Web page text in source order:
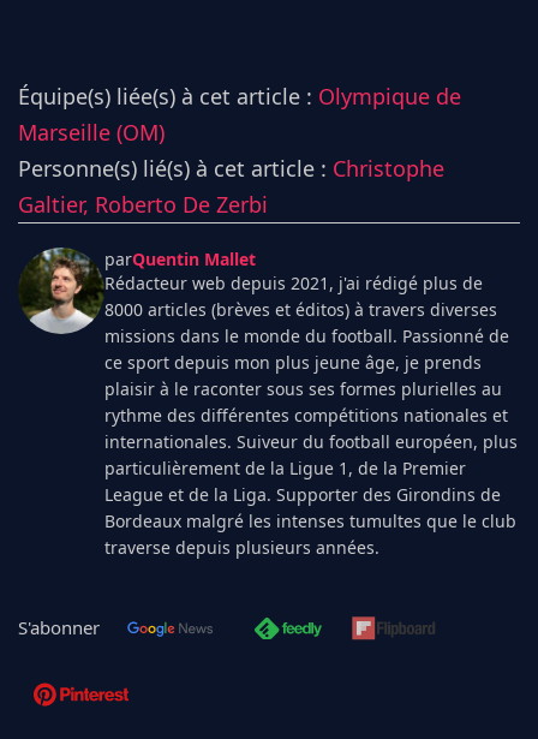
Équipe(s) liée(s) à cet article : Olympique de
Marseille (OM)
Personne(s) lié(s) à cet article : Christophe
Galtier, Roberto De Zerbi
parQuentin Mallet
Rédacteur web depuis 2021, j'ai rédigé plus de
8000 articles (brèves et éditos) à travers diverses
missions dans le monde du football. Passionné de
ce sport depuis mon plus jeune âge, je prends
plaisir à le raconter sous ses formes plurielles au
rythme des différentes compétitions nationales et
internationales. Suiveur du football européen, plus
particulièrement de la Ligue 1, de la Premier
League et de la Liga. Supporter des Girondins de
Bordeaux malgré les intenses tumultes que le club
traverse depuis plusieurs années.
S'abonner